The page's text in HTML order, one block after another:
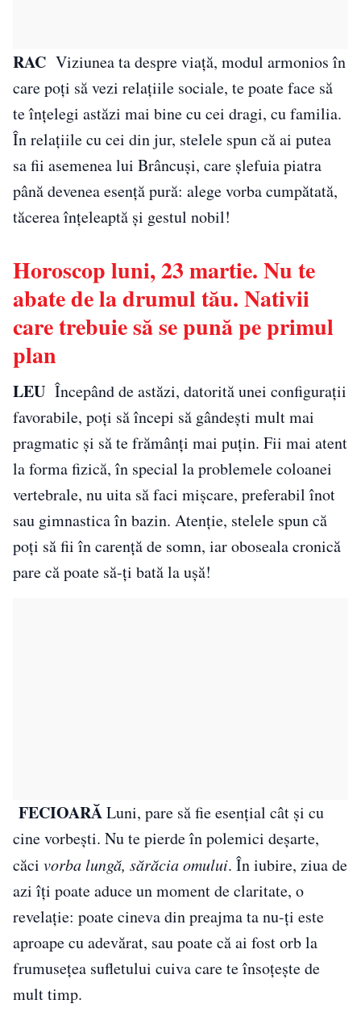
RAC Viziunea ta despre viaţă, modul armonios în
care poți să vezi relaţiile sociale, te poate face să
te înţelegi astăzi mai bine cu cei dragi, cu familia.
În relațiile cu cei din jur, stelele spun că ai putea
sa fii asemenea lui Brâncuși, care șlefuia piatra
până devenea esență pură: alege vorba cumpătată,
tăcerea înțeleaptă și gestul nobil!
Horoscop luni, 23 martie. Nu te
abate de la drumul tău. Nativii
care trebuie să se pună pe primul
plan
LEU Începând de astăzi, datorită unei configurații
favorabile, poți să începi să gândești mult mai
pragmatic și să te frămânți mai puțin. Fii mai atent
la forma fizică, în special la problemele coloanei
vertebrale, nu uita să faci mișcare, preferabil înot
sau gimnastica în bazin. Atenţie, stelele spun că
poți să fii în carenţă de somn, iar oboseala cronică
pare că poate să-ţi bată la uşă!
FECIOARĂLuni, pare să fie esențial cât și cu
cine vorbești. Nu te pierde în polemici deșarte,
căci vorba lungă, sărăcia omului. În iubire, ziua de
azi îți poate aduce un moment de claritate, o
revelație: poate cineva din preajma ta nu-ți este
aproape cu adevărat, sau poate că ai fost orb la
frumusețea sufletului cuiva care te însoțește de
mult timp.